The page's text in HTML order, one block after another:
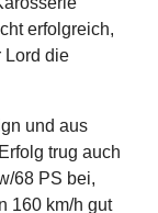
erfolgreich,
Lord die
und aus
trug auch
68 PS bei,
160 km/h gut